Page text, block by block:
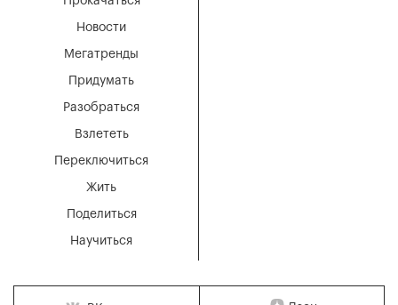
Мегатренды
Придумать
Разобраться
Взлететь
Новости
Переключиться
Жить
Поделиться
Научиться